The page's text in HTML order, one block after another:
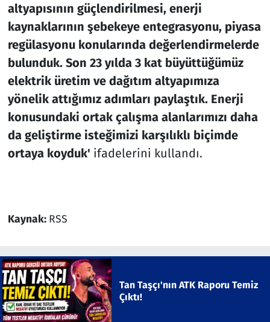
altyapısının güçlendirilmesi, enerji
kaynaklarının şebekeye entegrasyonu, piyasa
regülasyonu konularında değerlendirmelerde
bulunduk. Son 23 yılda 3 kat büyüttüğümüz
elektrik üretim ve dağıtım altyapımıza
yönelik attığımız adımları paylaştık. Enerji
konusundaki ortak çalışma alanlarımızı daha
da geliştirme isteğimizi karşılıklı biçimde
ortaya koyduk' ifadelerini kullandı.
Kaynak: RSS
Tan Taşçı'nın ATK Raporu Temiz
Çıktı!